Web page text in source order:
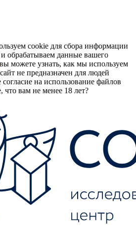
cookie для сбора информации
и обрабатываем данные вашего
вы можете узнать, как мы используем
не предназначен для людей
на использование файлов
что вам не менее 18 лет?